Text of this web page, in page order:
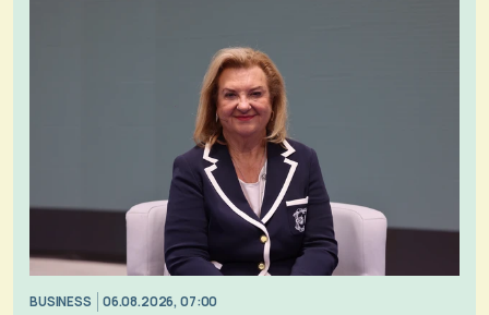
BUSINESS 06.08.2026, 07:00